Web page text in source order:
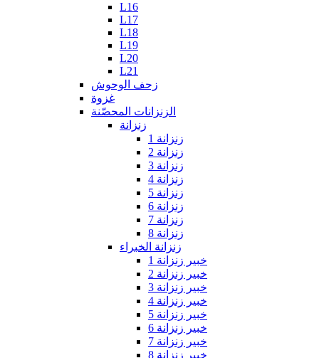
L16
L17
L18
L19
L20
L21
زحف الوحوش
غزوة
الزنزانات المحصّنة
زنزانة
زنزانة 1
زنزانة 2
زنزانة 3
زنزانة 4
زنزانة 5
زنزانة 6
زنزانة 7
زنزانة 8
زنزانة الخبراء
خبير زنزانة 1
خبير زنزانة 2
خبير زنزانة 3
خبير زنزانة 4
خبير زنزانة 5
خبير زنزانة 6
خبير زنزانة 7
خبير زنزانة 8